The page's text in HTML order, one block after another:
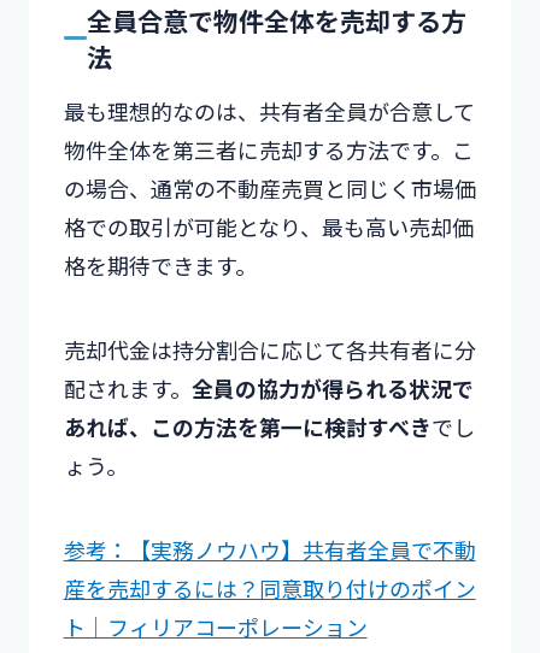
全員合意で物件全体を売却する方
法
最も理想的なのは、共有者全員が合意して
物件全体を第三者に売却する方法です。こ
の場合、通常の不動産売買と同じく市場価
格での取引が可能となり、最も高い売却価
格を期待できます。
売却代金は持分割合に応じて各共有者に分
配されます。 全員の協力が得られる状況で
あれば、この方法を第一に検討すべきでし
ょう。
参考：【実務ノウハウ】共有者全員で不動
産を売却するには？同意取り付けのポイン
ト｜フィリアコーポレーション